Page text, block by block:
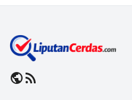
publicrss_feed